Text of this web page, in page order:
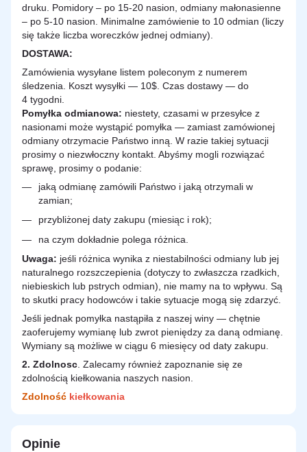
druku. Pomidory – po 15-20 nasion, odmiany małonasienne
– po 5-10 nasion. Minimalne zamówienie to 10 odmian (liczy
się także liczba woreczków jednej odmiany).
DOSTAWA:
Zamówienia wysyłane listem poleconym z numerem
śledzenia. Koszt wysyłki — 10$. Czas dostawy — do
4 tygodni.
Pomyłka odmianowa: niestety, czasami w przesyłce z
nasionami może wystąpić pomyłka — zamiast zamówionej
odmiany otrzymacie Państwo inną. W razie takiej sytuacji
prosimy o niezwłoczny kontakt. Abyśmy mogli rozwiązać
sprawę, prosimy o podanie:
jaką odmianę zamówili Państwo i jaką otrzymali w
zamian;
przybliżonej daty zakupu (miesiąc i rok);
na czym dokładnie polega różnica.
Uwaga: jeśli różnica wynika z niestabilności odmiany lub jej
naturalnego rozszczepienia (dotyczy to zwłaszcza rzadkich,
niebieskich lub pstrych odmian), nie mamy na to wpływu. Są
to skutki pracy hodowców i takie sytuacje mogą się zdarzyć.
Jeśli jednak pomyłka nastąpiła z naszej winy — chętnie
zaoferujemy wymianę lub zwrot pieniędzy za daną odmianę.
Wymiany są możliwe w ciągu 6 miesięcy od daty zakupu.
2. Zdolnosc . Zalecamy również zapoznanie się ze
zdolnością kiełkowania naszych nasion.
Zdolność kiełkowania
Opinie